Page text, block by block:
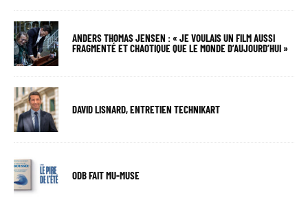
ANDERS THOMAS JENSEN : « JE VOULAIS UN FILM AUSSI
FRAGMENTÉ ET CHAOTIQUE QUE LE MONDE D’AUJOURD’HUI »
DAVID LISNARD, ENTRETIEN TECHNIKART
ODB FAIT MU-MUSE